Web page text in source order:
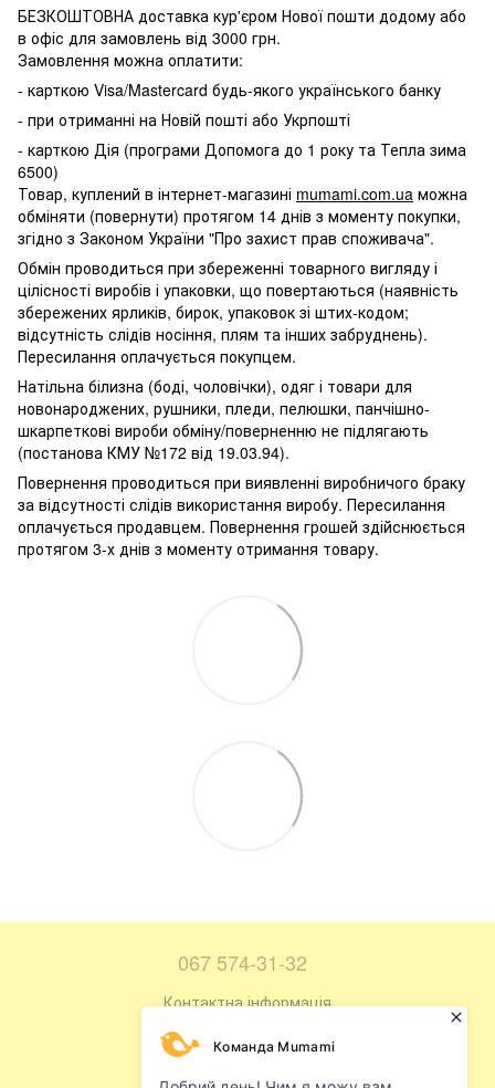
БЕЗКОШТОВНА доставка кур'єром Нової пошти додому або
в офіс для замовлень від 3000 грн.
Замовлення можна оплатити:
- карткою Visa/Mastercard будь-якого українського банку
- при отриманні на Новій пошті або Укрпошті
- карткою Дія (програми Допомога до 1 року та Тепла зима
6500)
Товар, куплений в інтернет-магазині mumami.com.ua можна
обміняти (повернути) протягом 14 днів з моменту покупки,
згідно з Законом України "Про захист прав споживача".
Обмін проводиться при збереженні товарного вигляду і
цілісності виробів і упаковки, що повертаються (наявність
збережених ярликів, бирок, упаковок зі штих-кодом;
відсутність слідів носіння, плям та інших забруднень).
Пересилання оплачується покупцем.
Натільна білизна (боді, чоловічки), одяг і товари для
новонароджених, рушники, пледи, пелюшки, панчішно-
шкарпеткові вироби обміну/поверненню не підлягають
(постанова КМУ №172 від 19.03.94).
Повернення проводиться при виявленні виробничого браку
за відсутності слідів використання виробу. Пересилання
оплачується продавцем. Повернення грошей здійснюється
протягом 3-х днів з моменту отримання товару.
067 574-31-32
Контактна інформація
Повна версія сайту
Мапа сайту